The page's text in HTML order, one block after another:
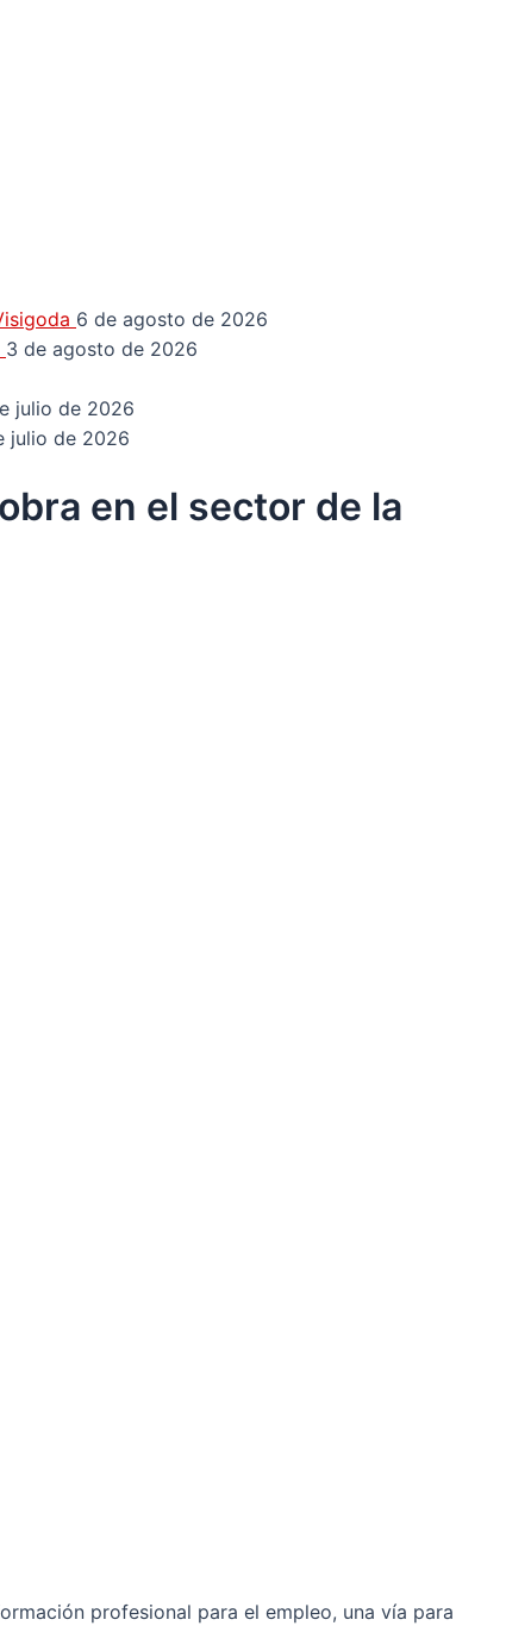
6 de agosto de 2026
3 de agosto de 2026
julio de 2026
julio de 2026
en el sector de la
profesional para el empleo, una vía para